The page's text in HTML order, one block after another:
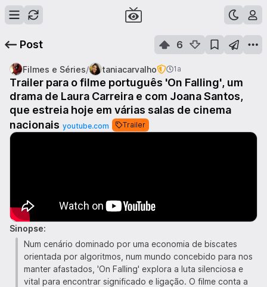
Post 6
Filmes e Séries/ taniacarvalho 1a
Trailer para o filme português 'On Falling', um
drama de Laura Carreira e com Joana Santos,
que estreia hoje em várias salas de cinema
nacionais youtube.com Trailer
Sinopse:
Num cenário dominado por uma economia de biscates
orientada por algoritmos, num mundo concebido para nos
manter afastados, 'On Falling' explora a luta silenciosa e
vital para encontrar significado e ligação. O filme conta a